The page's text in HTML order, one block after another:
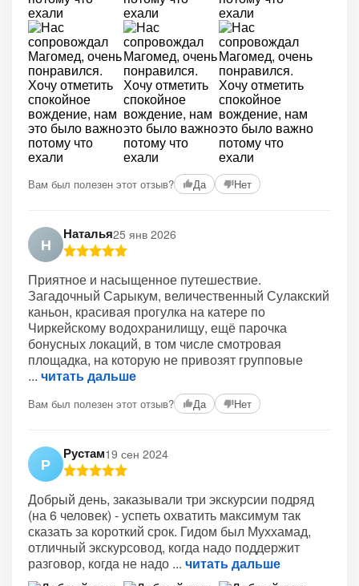
Вам был полезен этот отзыв? Да Нет
Н
Наталья25 янв 2026
Приятное и насыщенное путешествие.
Загадочный Сарыкум, величественный Сулакский
каньон, красивая прогулка на катере по
Чиркейскому водохранилищу, ещё парочка
бонусных локаций, в том числе смотровая
площадка, на которую не привозят групповые
читать дальше
Вам был полезен этот отзыв? Да Нет
Р
Рустам19 сен 2024
Добрый день, заказывали три экскурсии подряд
(на 6 человек) - успеть охватить максимум так
сказать за короткий срок. Гидом был Муххамад,
отличный экскурсовод, когда надо поддержит
разговор, когда не надо
читать дальше